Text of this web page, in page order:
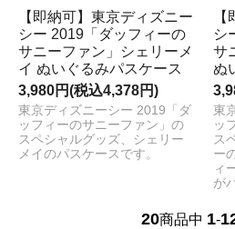
【即納可】東京ディズニー
シー 2019「ダッフィーの
サニーファン」シェリーメ
イ ぬいぐるみパスケース
3,980円(税込4,378円)
東京ディズニーシー 2019「ダ
ッフィーのサニーファン」の
スペシャルグッズ、シェリー
メイのパスケースです。
シ
サ
ぬ
東
ッ
ス
ー
ィ
が
20商品中 1-